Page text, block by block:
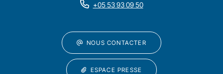
+05 53 93 09 50
NOUS CONTACTER
ESPACE PRESSE